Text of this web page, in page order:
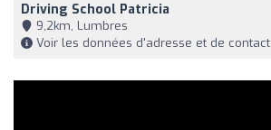
Driving School Patricia
9,2km, Lumbres
Voir les données d'adresse et de contact